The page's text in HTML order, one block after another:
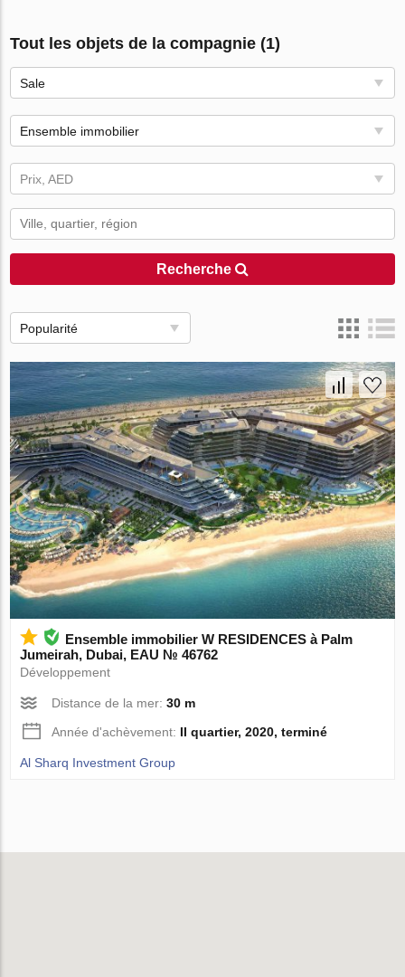
Tout les objets de la compagnie (1)
Sale
Ensemble immobilier
Prix, AED
Recherche
Popularité
Ensemble immobilier W RESIDENCES à Palm
Jumeirah, Dubai, EAU № 46762
Développement
Distance de la mer:30 m
Année d'achèvement: II quartier, 2020, terminé
Al Sharq Investment Group